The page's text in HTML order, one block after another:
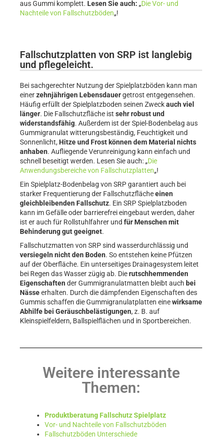
aus Gummi komplett. Lesen Sie auch: „Die Vor- und
Nachteile von Fallschutzböden„!
Fallschutzplatten von SRP ist langlebig
und pflegeleicht.
Bei sachgerechter Nutzung der Spielplatzböden kann man
einerzehnjährigen Lebensdauergetrost entgegensehen.
Häufig erfüllt der Spielplatzboden seinen Zweckauch viel
länger. Die Fallschutzfläche ist sehr robust und
widerstandsfähig. Außerdem ist der Spiel-Bodenbelag aus
Gummigranulat witterungsbeständig, Feuchtigkeit und
Sonnenlicht, Hitze und Frost können dem Material nichts
anhaben. Aufliegende Verunreinigung kann einfach und
schnell beseitigt werden. Lesen Sie auch: „Die
Anwendungsbereiche von Fallschutzplatten„!
Ein Spielplatz-Bodenbelag von SRP garantiert auch bei
starker Frequentierung der Fallschutzflächeeinen
gleichbleibenden Fallschutz. Ein SRP Spielplatzboden
kann im Gefälle oder barrierefrei eingebaut werden, daher
ist er auch für Rollstuhlfahrer und für Menschen mit
Behinderung gut geeignet.
Fallschutzmatten von SRP sind wasserdurchlässig und
versiegeln nicht den Boden. So entstehen keine Pfützen
auf der Oberfläche. Ein unterseitiges Drainagesystem leitet
bei Regen das Wasser zügig ab. Dierutschhemmenden
Eigenschaften der Gummigranulatmatten bleibt auch bei
Nässeerhalten. Durch die dämpfenden Eigenschaften des
Gummis schaffen die Gummigranulatplatten einewirksame
Abhilfe bei Geräuschbelästigungen, z. B. auf
Kleinspielfeldern, Ballspielflächen und in Sportbereichen.
Weitere interessante
Themen:
Produktberatung Fallschutz Spielplatz
Vor- und Nachteile von Fallschutzböden
Fallschutzböden Unterschiede